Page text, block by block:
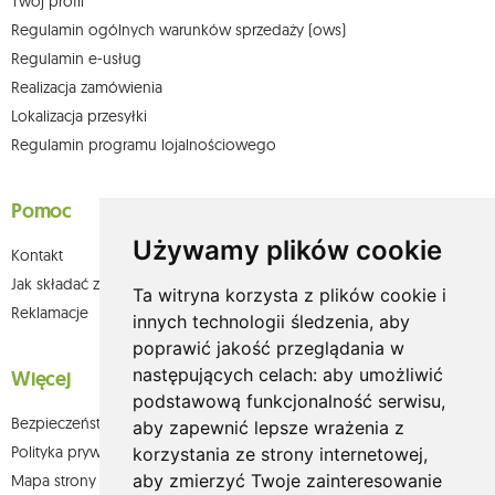
Używamy plików cookie
Ta witryna korzysta z plików cookie i
innych technologii śledzenia, aby
poprawić jakość przeglądania w
następujących celach: aby umożliwić
podstawową funkcjonalność serwisu,
aby zapewnić lepsze wrażenia z
korzystania ze strony internetowej,
aby zmierzyć Twoje zainteresowanie
Regulamin ogólnych warunków sprzedaży (ows)
Regulamin e-usług
Realizacja zamówienia
Lokalizacja przesyłki
Regulamin programu lojalnościowego
Pomoc
Kontakt
Jak składać zamówienia w sklepie olium.pl?
Reklamacje
Więcej
Bezpieczeństwo płatności
Polityka prywatności
Mapa strony